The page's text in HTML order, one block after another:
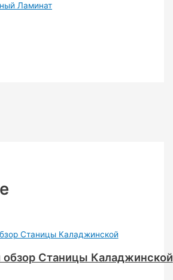
обзор Станицы Каладжинской